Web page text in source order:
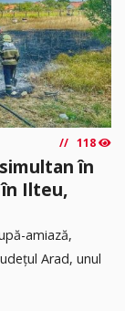
118
în
Ilteu,
amiază,
Arad, unul